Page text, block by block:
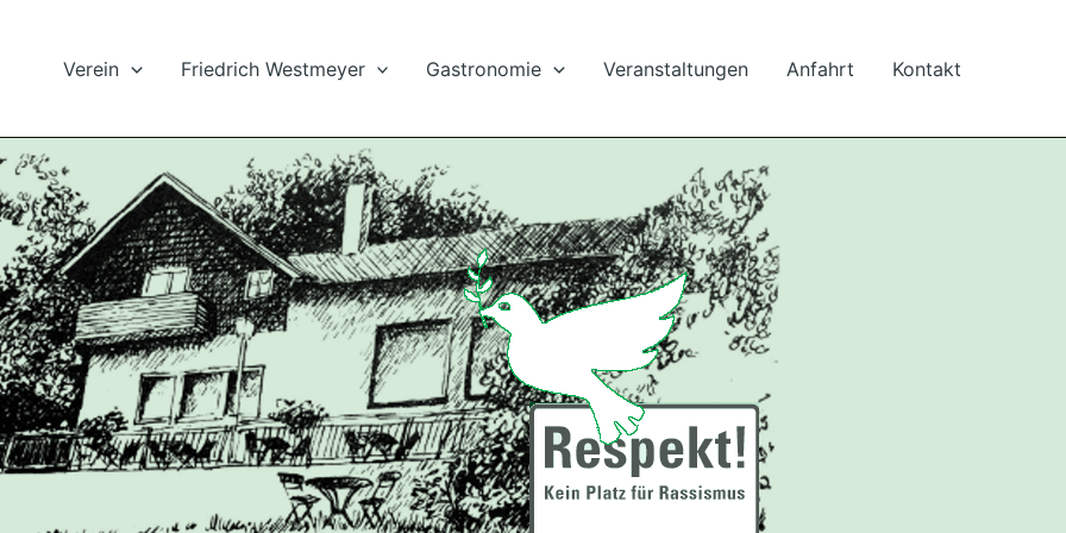
Verein Friedrich Westmeyer Gastronomie Veranstaltungen Anfahrt Kontakt